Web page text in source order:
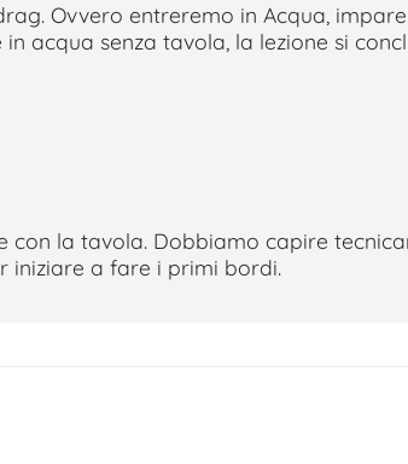
drag. Ovvero entreremo in Acqua,
acqua senza tavola, la lezione si
con la tavola. Dobbiamo capire
a fare i primi bordi.